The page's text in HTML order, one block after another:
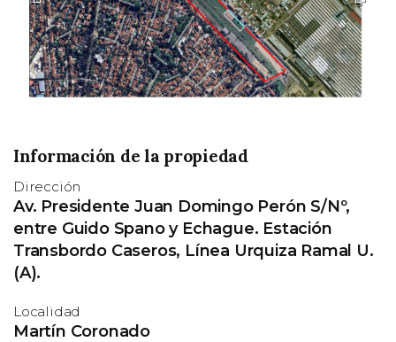
i
o
r
e
n
t
e
Información de la propiedad
Dirección
Av. Presidente Juan Domingo Perón S/Nº,
entre Guido Spano y Echague. Estación
Transbordo Caseros, Línea Urquiza Ramal U.
(A).
Localidad
Martín Coronado